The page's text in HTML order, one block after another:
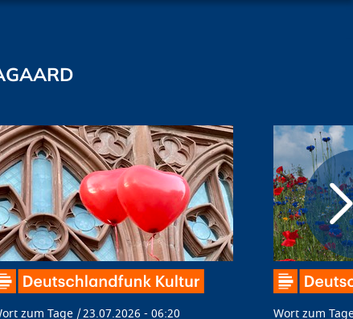
zum Tage 23.07.2026 - 06:20 Wort zum